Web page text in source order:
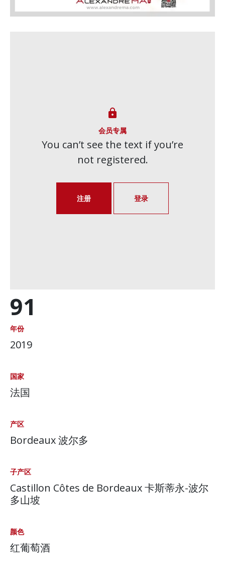
91
年份
2019
国家
法国
产区
Bordeaux 波尔多
子产区
Castillon Côtes de Bordeaux 卡斯蒂永-波尔
多山坡
颜色
红葡萄酒

会员专属
You can’t see the text if you’re
not registered.
注册 登录